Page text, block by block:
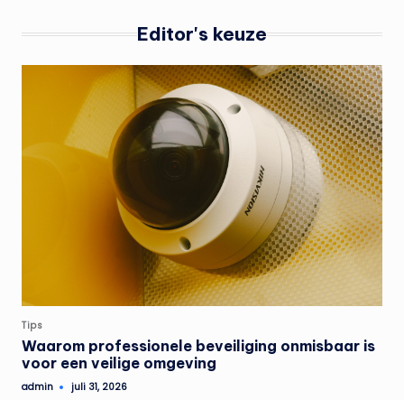
Editor's keuze
Geplaatst
in
Tips
Waarom professionele beveiliging onmisbaar is
voor een veilige omgeving
Geplaatst
admin juli 31, 2026